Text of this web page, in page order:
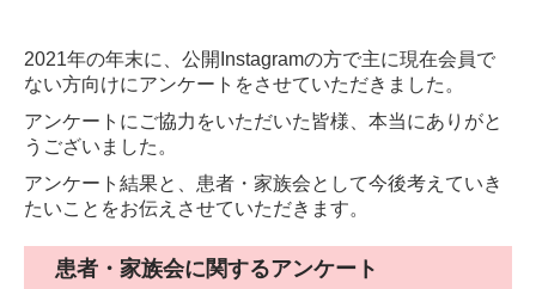
2021年の年末に、公開Instagramの方で主に現在会員で
ない方向けにアンケートをさせていただきました。
アンケートにご協力をいただいた皆様、本当にありがと
うございました。
アンケート結果と、患者・家族会として今後考えていき
たいことをお伝えさせていただきます。
患者・家族会に関するアンケート